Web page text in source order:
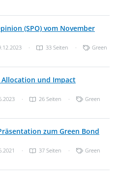
(SPO) vom November
· 33 Seiten ·
Green
Allocation und Impact
· 26 Seiten · Kategorien:
Green
zum Green Bond
· 37 Seiten · Kategorien:
Green